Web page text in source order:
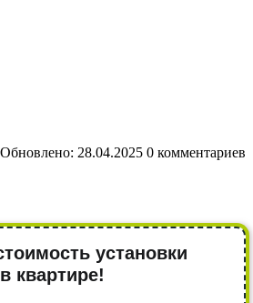
28.04.2025 0 комментариев
установки
квартире!